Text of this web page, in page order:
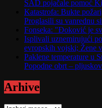
SAD pojačale pomoć
Katastrofa: Bukte
Proglasili su vanrednu
Fonseka: "Đoković je
Isplivali uznemirujući
evropskih vojski; Žene
Paklene temperature u
Popodne obrt –
Arhive